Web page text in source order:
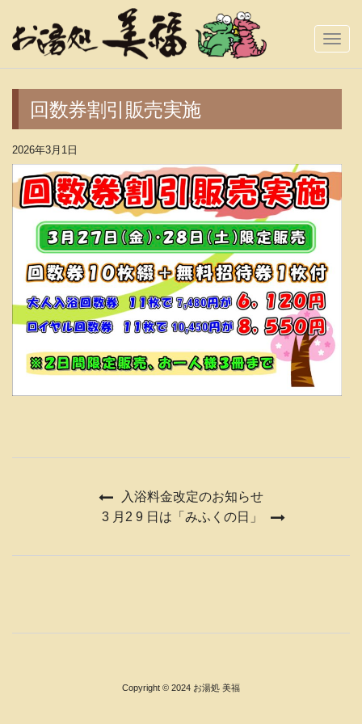
回数券割引販売実施
2026年3月1日
入浴料金改定のお知らせ
3 月2 9 日は「みふくの日」
Copyright © 2024 お湯処 美福